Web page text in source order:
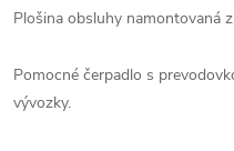
Plošina obsluhy namontovaná
Pomocné čerpadlo s
vývozky.